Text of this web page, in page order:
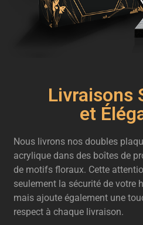
Livraisons
et
Nous livrons nos doubles
acrylique dans des boîtes de
de motifs floraux. Cette
seulement la sécurité de votre
mais ajoute également une
respect à chaque livraison.